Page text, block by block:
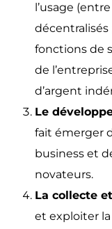
l’usage
décentralisés
fonctions de
de
d’argent
Le
fait émerger
business et
novateurs.
La collecte
et exploiter